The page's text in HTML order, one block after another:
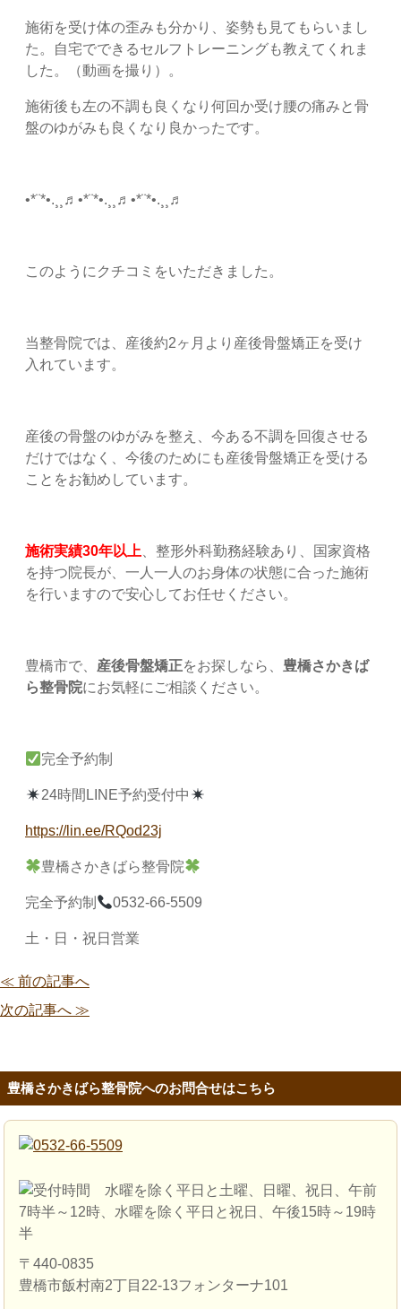
施術を受け体の歪みも分かり、姿勢も見てもらいまし
た。自宅でできるセルフトレーニングも教えてくれま
した。（動画を撮り）。
施術後も左の不調も良くなり何回か受け腰の痛みと骨
盤のゆがみも良くなり良かったです。
•*¨*•.¸¸♬•*¨*•.¸¸♬•*¨*•.¸¸♬
このようにクチコミをいただきました。
当整骨院では、産後約2ヶ月より産後骨盤矯正を受け
入れています。
産後の骨盤のゆがみを整え、今ある不調を回復させる
だけではなく、今後のためにも産後骨盤矯正を受ける
ことをお勧めしています。
施術実績30年以上 、整形外科勤務経験あり、国家資格
を持つ院長が、一人一人のお身体の状態に合った施術
を行いますので安心してお任せください。
豊橋市で、 産後骨盤矯正をお探しなら、 豊橋さかきば
ら整骨院にお気軽にご相談ください。
完全予約制
24時間LINE予約受付中
https://lin.ee/RQod23j
豊橋さかきばら整骨院
完全予約制 0532-66-5509
土・日・祝日営業
≪ 前の記事へ
次の記事へ ≫
豊橋さかきばら整骨院へのお問合せはこちら
〒440-0835
豊橋市飯村南2丁目22-13フォンターナ101